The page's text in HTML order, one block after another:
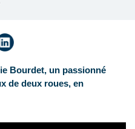
Bourdet, un passionné
de deux roues, en